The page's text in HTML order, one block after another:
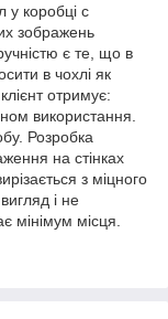
у коробці с
зображень
є те, що в
в чохлі як
отримує:
використання.
Розробка
на стінках
з міцного
і не
мінімум місця.